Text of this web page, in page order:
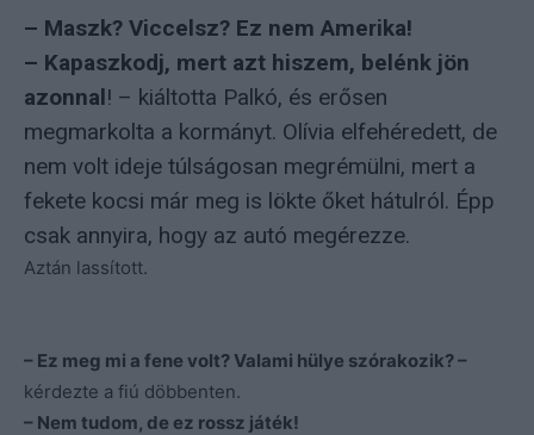
– Maszk? Viccelsz? Ez nem Amerika!
– Kapaszkodj, mert azt hiszem, belénk jön
azonnal! – kiáltotta Palkó, és erősen
megmarkolta a kormányt. Olívia elfehéredett, de
nem volt ideje túlságosan megrémülni, mert a
fekete kocsi már meg is lökte őket hátulról. Épp
csak annyira, hogy az autó megérezze.
Aztán lassított.
– Ez meg mi a fene volt? Valami hülye szórakozik? –
kérdezte a fiú döbbenten.
– Nem tudom, de ez rossz játék!